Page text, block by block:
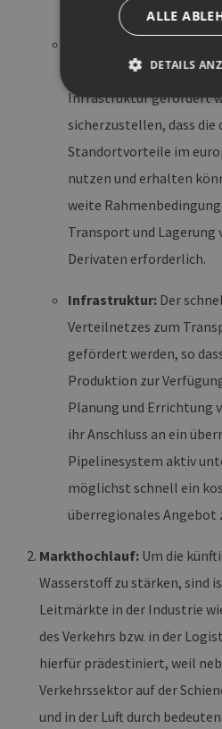
Neben der
langfristige Aufbau von
Infrastruktur gefördert
sicherzustellen, dass die
Standortvorteile im
nutzen und erhalten
weite
Transport und Lagerung
Derivaten erforderlich.
Infrastruktur: Der
Verteilnetzes zum
gefördert werden, so
Produktion zur
Planung und Errichtung
ihr Anschluss an ein
Pipelinesystem aktiv
möglichst schnell ein
überregionales Angebot
Markthochlauf: Um die
Wasserstoff zu stärken, sind
Leitmärkte in der Industrie
des Verkehrs bzw. in der
hierfür prädestiniert, weil
Verkehrssektor auf der
und in der Luft durch
ALLE
DETAILS
Unbedingt erforderlich
Targeting
wesentliche Kernfunktionen
Ohne die unbedingt
verwendet werden.
Name
PHPSESSID
csrf_https-
contao_csrf_token
Google